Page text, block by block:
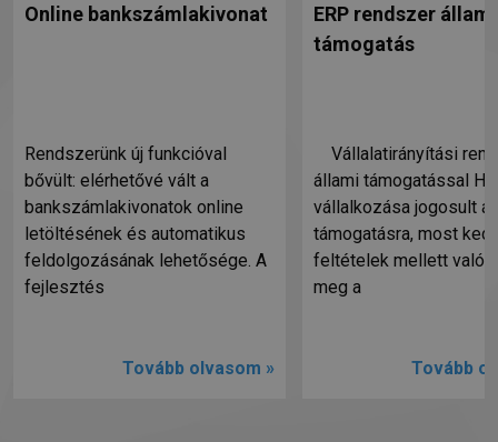
Online bankszámlakivonat
Rendszerünk új funkcióval
bővült: elérhetővé vált a
bankszámlakivonatok online
letöltésének és automatikus
feldolgozásának lehetősége. A
fejlesztés
Tovább olvasom »
ERP rendszer állami
támogatás
Vállalatirányítási
állami támogatással Ha
vállalkozása jogosult
támogatásra, most
feltételek mellett
meg a
Tovább